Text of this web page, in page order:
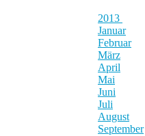
2013
Januar
Februar
März
April
Mai
Juni
Juli
August
September